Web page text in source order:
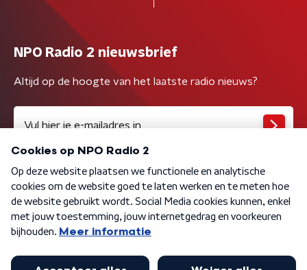
NPO Radio 2 nieuwsbrief
Altijd op de hoogte van het laatste radio nieuws?
Algemene voorwaarden